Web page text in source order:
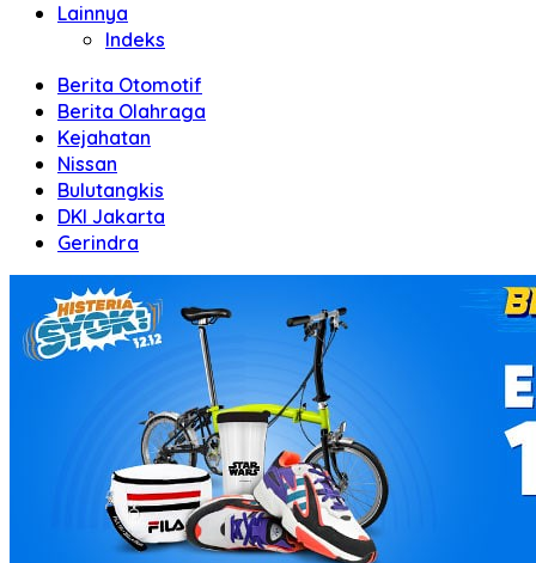
Lainnya
Indeks
Berita Otomotif
Berita Olahraga
Kejahatan
Nissan
Bulutangkis
DKI Jakarta
Gerindra